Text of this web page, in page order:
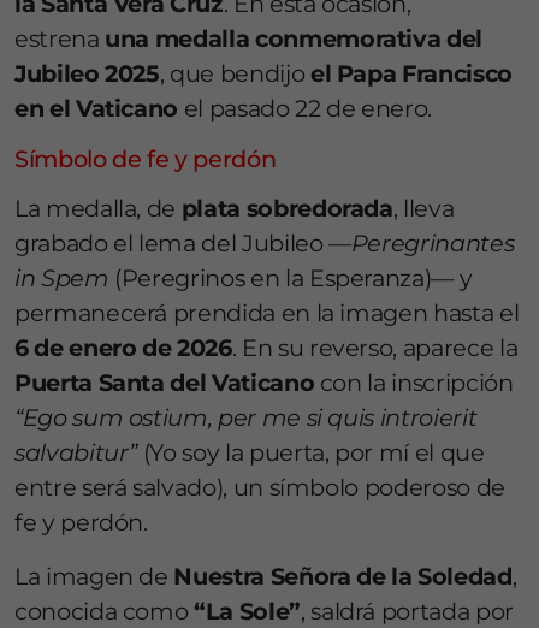
estrena una medalla conmemorativa del
Jubileo 2025, que bendijo el Papa Francisco
en el Vaticano el pasado 22 de enero.
Símbolo de fe y perdón
La medalla, de plata sobredorada, lleva
grabado el lema del Jubileo —Peregrinantes
in Spem (Peregrinos en la Esperanza)— y
permanecerá prendida en la imagen hasta el
6 de enero de 2026. En su reverso, aparece la
Puerta Santa del Vaticano con la inscripción
“Ego sum ostium, per me si quis introierit
salvabitur”(Yo soy la puerta, por mí el que
entre será salvado), un símbolo poderoso de
fe y perdón.
La imagen de Nuestra Señora de la Soledad,
conocida como“La Sole”, saldrá portada por